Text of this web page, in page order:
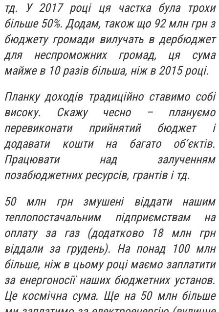
тд. У 2017 році ця частка була трохи
більше 50%. Додам, також що 92 млн грн з
бюджету громади вилучать в дербюджет
для неспроможних громад, ця сума
майже в 10 разів більша, ніж в 2015 році.
Планку доходів традиційно ставимо собі
високу. Скажу чесно – плануємо
перевиконати прийнятий бюджет і
додавати кошти на багато об’єктів.
Працювати над залученням
позабюджетних ресурсів, грантів і тд.
50 млн грн змушені віддати нашим
теплопостачальним підприємствам на
оплату за газ (додатково 18 млн грн
віддали за грудень). На понад 100 млн
більше, ніж в цьому році маємо заплатити
за енергоносії наших бюджетних установ.
Це космічна сума. Ще на 50 млн більше